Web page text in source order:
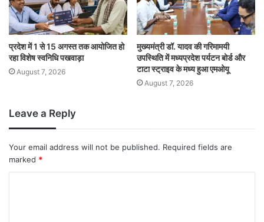
प्रदेश में 1 से 15 अगस्त तक आयोजित हो
रहा विशेष स्वनिधि पखवाड़ा
August 7, 2026
मुख्यमंत्री डॉ. यादव की गरिमामयी
उपस्थिति में मध्यप्रदेश पर्यटन बोर्ड और
टाटा स्ट्राइव के मध्य हुआ एमओयू
August 7, 2026
Leave a Reply
Your email address will not be published. Required fields are
marked *